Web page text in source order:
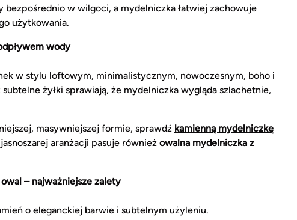
bezpośrednio w wilgoci, a mydelniczka łatwiej zachowuje
użytkowania.
wody
w stylu loftowym, minimalistycznym, nowoczesnym, boho i
żyłki sprawiają, że mydelniczka wygląda szlachetnie,
masywniejszej formie, sprawdź kamienną mydelniczkę
aranżacji pasuje również owalna mydelniczka z
– najważniejsze zalety
o eleganckiej barwie i subtelnym użyleniu.